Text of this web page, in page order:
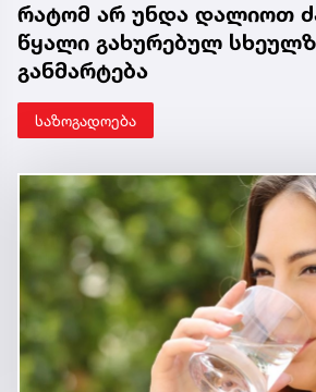
რატომ არ უნდა დალიოთ
წყალი გახურებულ
განმარტება
საზოგადოება